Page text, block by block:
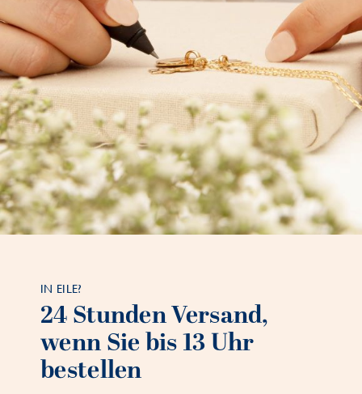
IN EILE?
24 Stunden Versand,
wenn Sie bis 13 Uhr
bestellen